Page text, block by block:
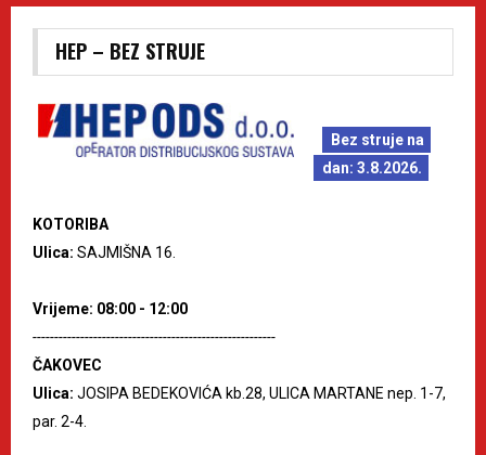
HEP – BEZ STRUJE
Bez struje na
dan: 3.8.2026.
KOTORIBA
Ulica: SAJMIŠNA 16.
Vrijeme: 08:00 - 12:00
--------------------------------------------------------
ČAKOVEC
Ulica: JOSIPA BEDEKOVIĆA kb.28, ULICA MARTANE nep. 1-7,
par. 2-4.